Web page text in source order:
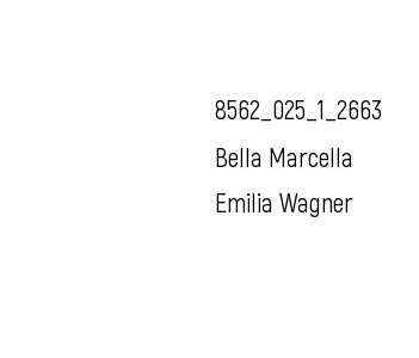
8562_025_1_2663
Bella Marcella
Emilia Wagner